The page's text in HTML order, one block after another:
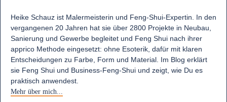
Heike Schauz ist Malermeisterin und Feng-Shui-Expertin. In den
vergangenen 20 Jahren hat sie über 2800 Projekte in Neubau,
Sanierung und Gewerbe begleitet und Feng Shui nach ihrer
apprico Methode eingesetzt: ohne Esoterik, dafür mit klaren
Entscheidungen zu Farbe, Form und Material. Im Blog erklärt
sie Feng Shui und Business-Feng-Shui und zeigt, wie Du es
praktisch anwendest.
Mehr über mich...